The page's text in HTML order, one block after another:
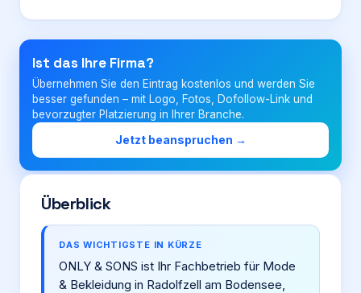
Login
Firma eintragen
Ist das Ihre Firma?
Übernehmen Sie den Eintrag kostenlos und werden Sie
besser gefunden – mit Logo, Fotos, Dofollow-Link und
bevorzugter Platzierung in Ihrer Branche.
Jetzt beanspruchen →
Überblick
DAS WICHTIGSTE IN KÜRZE
ONLY & SONS ist Ihr Fachbetrieb für Mode
& Bekleidung in Radolfzell am Bodensee,